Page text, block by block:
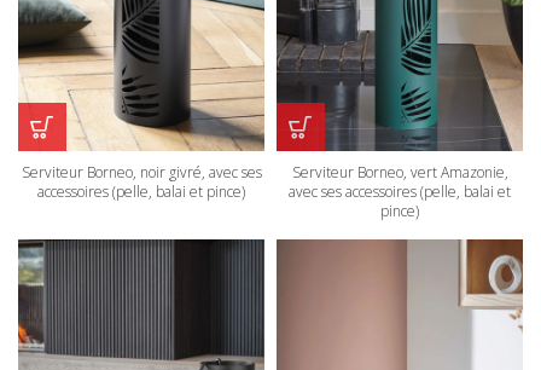
Serviteur Borneo, noir givré, avec ses
accessoires (pelle, balai et pince)
Serviteur Borneo, vert Amazonie,
avec ses accessoires (pelle, balai et
pince)